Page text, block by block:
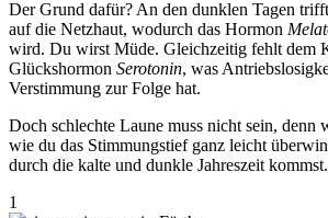
Der Grund dafür? An den dunklen Tagen
auf die Netzhaut, wodurch das Hormon
wird. Du wirst Müde. Gleichzeitig fehlt dem
Glückshormon Serotonin, was
Verstimmung zur Folge hat.
Doch schlechte Laune muss nicht sein, denn
wie du das Stimmungstief ganz leicht
durch die kalte und dunkle Jahreszeit kommst.
1